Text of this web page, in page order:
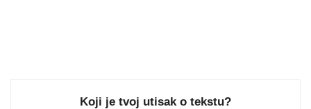
Koji je tvoj utisak o tekstu?